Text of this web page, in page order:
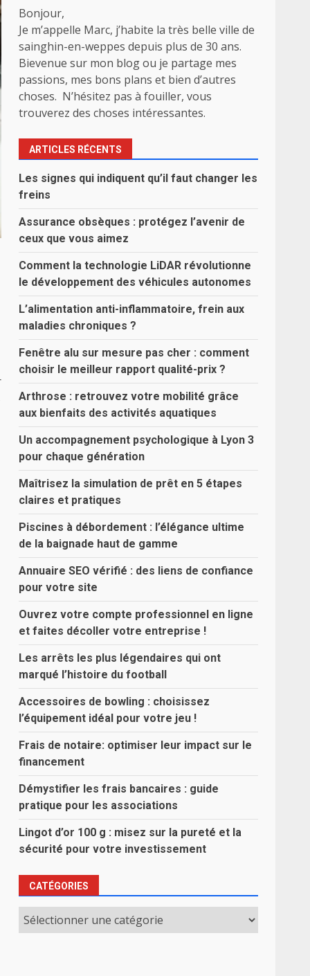
Bonjour,
Je m’appelle Marc, j’habite la très belle ville de
sainghin-en-weppes depuis plus de 30 ans.
Bievenue sur mon blog ou je partage mes
passions, mes bons plans et bien d’autres
choses. N’hésitez pas à fouiller, vous
trouverez des choses intéressantes.
ARTICLES RÉCENTS
Les signes qui indiquent qu’il faut changer les
freins
Assurance obsèques : protégez l’avenir de
ceux que vous aimez
Comment la technologie LiDAR révolutionne
le développement des véhicules autonomes
L’alimentation anti-inflammatoire, frein aux
maladies chroniques ?
Fenêtre alu sur mesure pas cher : comment
choisir le meilleur rapport qualité-prix ?
Arthrose : retrouvez votre mobilité grâce
aux bienfaits des activités aquatiques
Un accompagnement psychologique à Lyon 3
pour chaque génération
Maîtrisez la simulation de prêt en 5 étapes
claires et pratiques
Piscines à débordement : l’élégance ultime
de la baignade haut de gamme
Annuaire SEO vérifié : des liens de confiance
pour votre site
Ouvrez votre compte professionnel en ligne
et faites décoller votre entreprise !
Les arrêts les plus légendaires qui ont
marqué l’histoire du football
Accessoires de bowling : choisissez
l’équipement idéal pour votre jeu !
Frais de notaire: optimiser leur impact sur le
financement
Démystifier les frais bancaires : guide
pratique pour les associations
Lingot d’or 100 g : misez sur la pureté et la
sécurité pour votre investissement
CATÉGORIES
Catégories